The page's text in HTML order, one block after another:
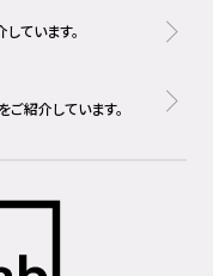
ています。
紹介しています。